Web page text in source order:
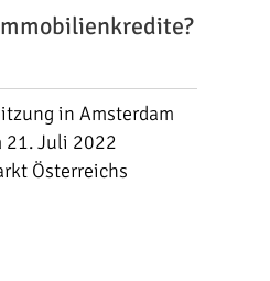
in Amsterdam
21. Juli 2022
Österreichs